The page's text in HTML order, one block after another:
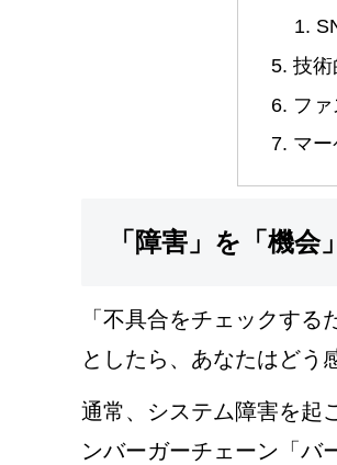
技術
フ
マ
「障害」を「機
「不具合をチェックす
としたら、あなたはどう
通常、システム障害を起
ンバーガーチェーン「バ